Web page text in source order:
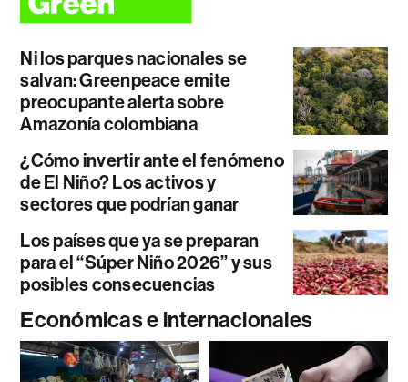
Ni los parques nacionales se
salvan: Greenpeace emite
preocupante alerta sobre
Amazonía colombiana
¿Cómo invertir ante el fenómeno
de El Niño? Los activos y
sectores que podrían ganar
Los países que ya se preparan
para el “Súper Niño 2026” y sus
posibles consecuencias
Económicas e internacionales